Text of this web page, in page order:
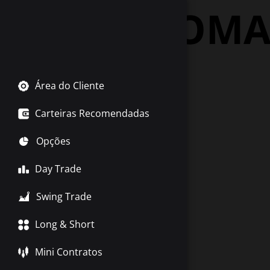
Área do Cliente
Carteiras Recomendadas
Opções
Day Trade
Swing Trade
Long & Short
Mini Contratos